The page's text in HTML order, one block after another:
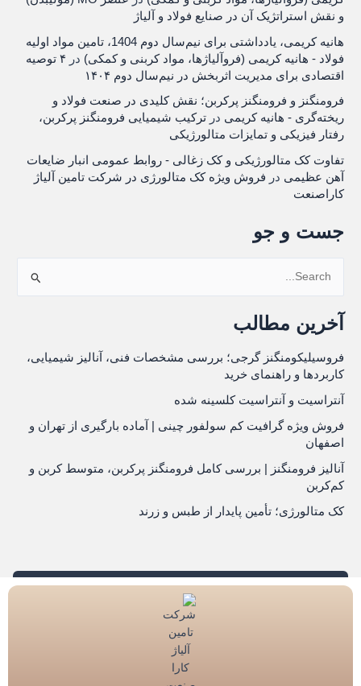
و نقش استراتژیک آن در صنایع فولاد و آلیاژ
هانیه کریمی، یادداشتی برای نیم‌سال دوم 1404، تامین مواد اولیه
فولاد - هانیه کریمی (فروآلیاژها، مواد کربنی و کمکی) در
۴ توصیه
اقتصادی برای مدیریت اثربخش در نیم‌سال دوم ۱۴۰۴
فرومنگنز و فرومنگنز پرکربن؛ نقش کلیدی در صنعت فولاد و
ریخته‌گری - هانیه کریمی درترکیب شیمیایی فرومنگنز پرکربن،
رفتار فیزیکی و تمایزات متالورژیکی
تفاوت کک متالورژیکی و کک زغالی - روابط عمومی انبار ضایعات
آهن عظیمی در فروش ویژه کک متالورژی در شرکت تامین آلیاژ
کاراصنعت
جست و جو
و
ب
ر
ی
:
آخرین مطالب
فروسیلیکومنگنز گرجی؛ بررسی مشخصات فنی، آنالیز شیمیایی،
کاربردها و راهنمای خرید
آنتراسیت و آنتراسیت کلسینه شده
فروش ویژه گرافیت کم سولفور چینی | آماده بارگیری از تهران و
اصفهان
آنالیز فرومنگنز | بررسی کامل فرومنگنز پرکربن، متوسط کربن و
کم‌کربن
کک متالورژی؛ تأمین پایدار از طبس و زرند